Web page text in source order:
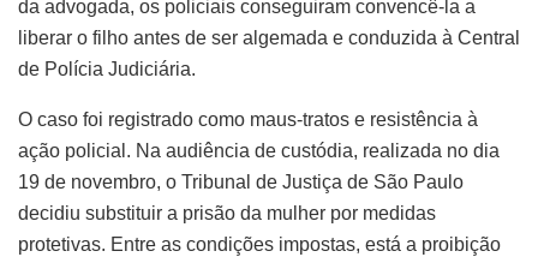
da advogada, os policiais conseguiram convencê-la a
liberar o filho antes de ser algemada e conduzida à Central
de Polícia Judiciária.
O caso foi registrado como maus-tratos e resistência à
ação policial. Na audiência de custódia, realizada no dia
19 de novembro, o Tribunal de Justiça de São Paulo
decidiu substituir a prisão da mulher por medidas
protetivas. Entre as condições impostas, está a proibição